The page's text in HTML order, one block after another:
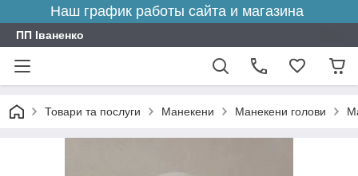
Наш график работы сайта и магазина
ПП Іваненко
Товари та послуги Манекени Манекени голови